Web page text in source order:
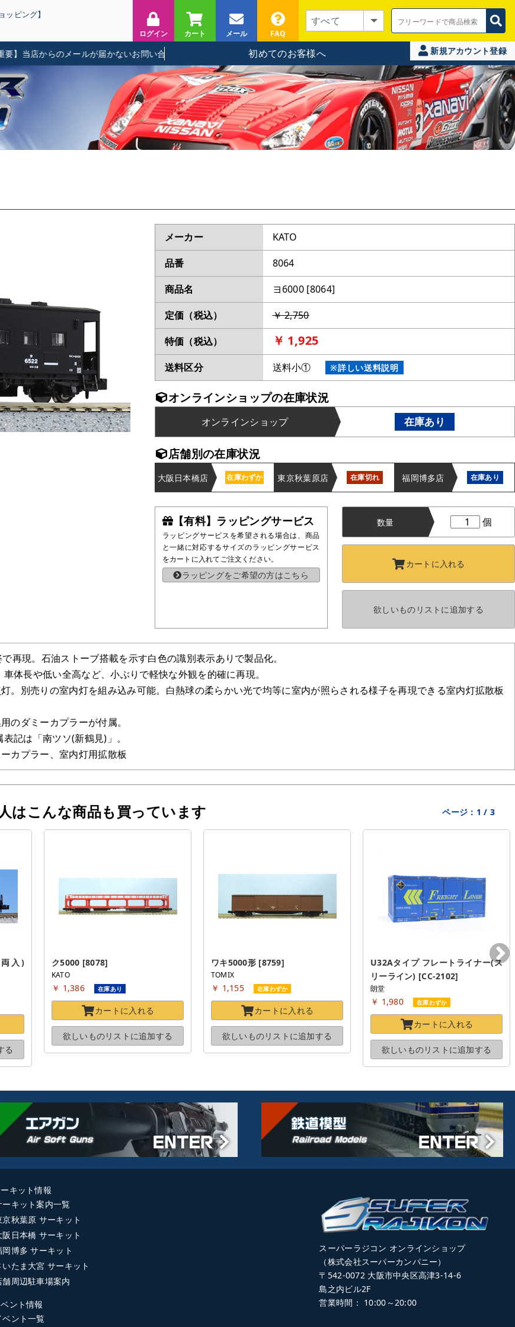
ッピング】
ログイン カート メール FAQ
当店からのメールが届かないお問い合わせに関して 初めてのお客様へ 新規アカウント登録
メーカー
KATO
品番
8064
商品名
ヨ6000 [8064]
定価（税込）
￥ 2,750
特価（税込）
￥ 1,925
送料区分 送料小① ※詳しい送料説明
オンラインショップの在庫状況
オンラインショップ 在庫あり
店舗別の在庫状況
大阪日本橋店 在庫わずか 東京秋葉原店 在庫切れ 福岡博多店 在庫あり
【有料】ラッピングサービス
ラッピングサービスを希望される場合は、商品
と一緒に対応するサイズのラッピングサービス
をカートに入れてご注文ください。
ラッピングをご希望の方はこちら
数量 個
カートに入れる
欲しいものリストに追加する
再現。石油ストーブ搭載を示す白色の識別表示ありで製品化。
体長や低い全高など、小ぶりで軽快な外観を的確に再現。
。別売りの室内灯を組み込み可能。白熱球の柔らかい光で均等に室内が照らされる様子を再現できる室内灯拡散板
のダミーカプラーが付属。
記は「南ツソ(新鶴見)」。
カプラー、室内灯用拡散板
人はこんな商品も買っています ページ： 1 / 3
入)
る
ク5000 [8078]
KATO
￥ 1,386 在庫あり
カートに入れる
欲しいものリストに追加する
ワキ5000形 [8759]
TOMIX
￥ 1,155 在庫わずか
カートに入れる
欲しいものリストに追加する
U32Aタイプ フレートライナー(ス
リーライン) [CC-2102]
朗堂
￥ 1,980 在庫わずか
カートに入れる
欲しいものリストに追加する
キット情報
ーキット案内一覧
京秋葉原 サーキット
阪日本橋 サーキット
岡博多 サーキット
いたま大宮 サーキット
舗周辺駐車場案内
ント情報
ベント一覧
スーパーラジコン オンラインショップ
（株式会社スーパーカンパニー）
〒542-0072 大阪市中央区高津3-14-6
島之内ビル2F
営業時間： 10:00～20:00